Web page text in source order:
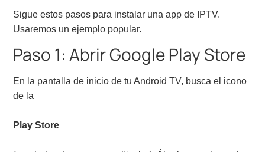
Sigue estos pasos para instalar una app de IPTV.
Usaremos un ejemplo popular.
Paso 1: Abrir Google Play Store
En la pantalla de inicio de tu Android TV, busca el icono
de la
Play Store